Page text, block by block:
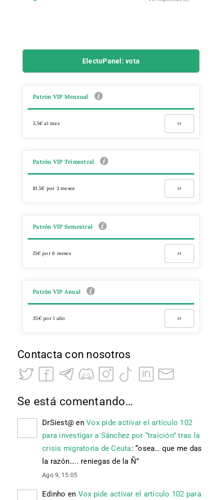
ElectoPanel: vota
Patrón VIP Mensual
3,5€ al mes Ir
Patrón VIP Trimestral
10,5€ por 3 meses Ir
Patrón VIP Semestral
21€ por 6 meses Ir
Patrón VIP Anual
35€ por 1 año Ir
Contacta con nosotros
Se está comentando…
DrSiest@ en Vox pide activar el artículo 102
para investigar a Sánchez por “traición” tras la
crisis migratoria de Ceuta: “osea… que me das
la razón….. reniegas de la Ñ”
Ago 9, 15:05
Edinho en Vox pide activar el artículo 102 para